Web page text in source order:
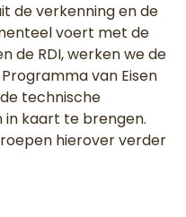
de verkenning en de
voert met de
de RDI, werken we de
van Eisen
technische
kaart te brengen.
hierover verder